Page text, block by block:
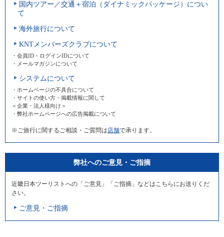
国内ツアー／交通＋宿泊（ダイナミックパッケージ）につい
て
海外旅行について
KNTメンバーズクラブについて
・会員ID・ログインIDについて
・メールマガジンについて
システムについて
・ホームページの不具合について
・サイトの使い方・掲載情報に関して
＜企業・法人様向け＞
・弊社ホームページへの広告掲載について
※ご旅行に関するご相談・ご質問は 店舗で承ります。
弊社へのご意見・ご指摘
近畿日本ツーリストへの「ご意見」「ご指摘」などはこちらにお送りくだ
さい。
ご意見・ご指摘